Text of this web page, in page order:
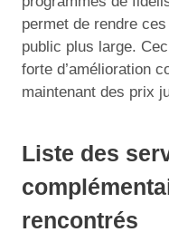
permet de rendre
public plus large.
forte d’amélioration
maintenant des prix
Liste des
rencontrés